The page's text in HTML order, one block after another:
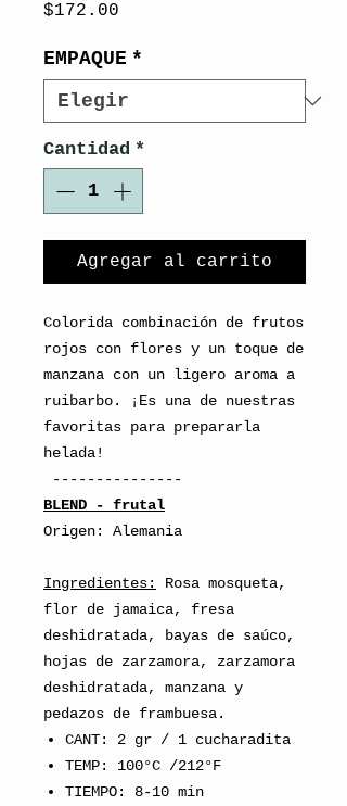
$172.00
EMPAQUE *
Cantidad *
Agregar al carrito
Colorida combinación de frutos
rojos con flores y un toque de
manzana con un ligero aroma a
ruibarbo. ¡Es una de nuestras
favoritas para prepararla
helada!
---------------
BLEND - frutal
Origen: Alemania
Ingredientes:
Rosa mosqueta,
flor de jamaica, fresa
deshidratada, bayas de saúco,
hojas de zarzamora, zarzamora
deshidratada, manzana y
pedazos de frambuesa.
CANT: 2 gr / 1 cucharadita
TEMP: 100°C /212°F
TIEMPO: 8-10 min